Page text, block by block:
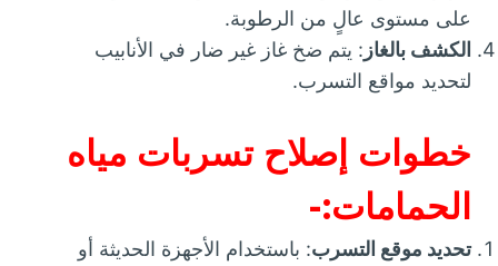
على مستوى عالٍ من الرطوبة.
الكشف بالغاز : يتم ضخ غاز غير ضار في الأنابيب
لتحديد مواقع التسرب.
خطوات إصلاح تسربات مياه
الحمامات:-
تحديد موقع التسرب: باستخدام الأجهزة الحديثة أو